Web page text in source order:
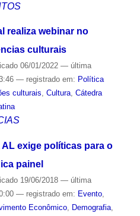
realiza webinar no
culturais
06/01/2022 — última
— registrado em: Política
culturais, Cultura, Cátedra
exige políticas para o
painel
19/06/2018 — última
— registrado em: Evento,
Econômico, Demografia,